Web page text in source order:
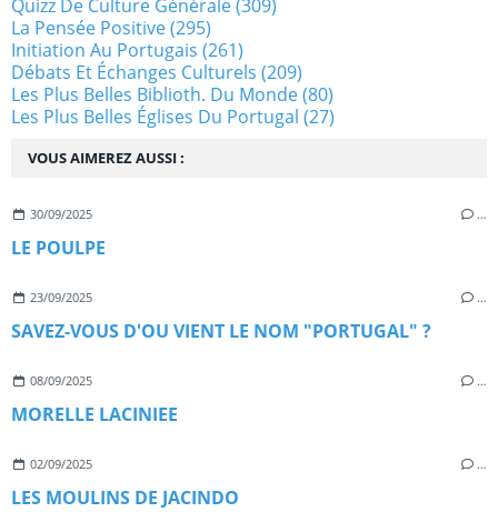
VOUS AIMEREZ AUSSI :
30/09/2025 …
LE POULPE
23/09/2025 …
SAVEZ-VOUS D'OU VIENT LE NOM "PORTUGAL" ?
08/09/2025 …
MORELLE LACINIEE
02/09/2025 …
LES MOULINS DE JACINDO
Quizz De Culture Générale(309)
La Pensée Positive(295)
Initiation Au Portugais (261)
Débats Et Échanges Culturels (209)
Les Plus Belles Biblioth. Du Monde(80)
Les Plus Belles Églises Du Portugal (27)